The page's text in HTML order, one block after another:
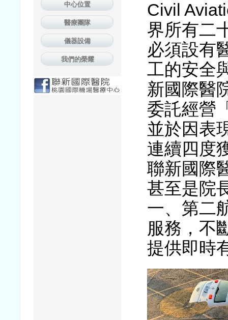
中心位置
醫療團隊
儀器設備
我們的榮耀
Civil
界所有二
必須設有
工的安全
新國際醫
委託經營
並於因表
連續四度
聯新國際
甚至是院
一、第二
服務，不
提供即時